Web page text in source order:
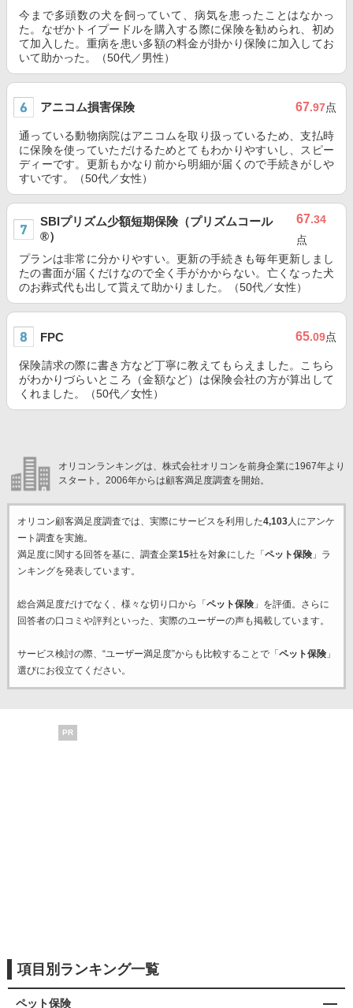
今まで多頭数の犬を飼っていて、病気を患ったことはなかっ
た。なぜかトイプードルを購入する際に保険を勧められ、初め
て加入した。重病を患い多額の料金が掛かり保険に加入してお
いて助かった。（50代／男性）
アニコム損害保険 67.97点
通っている動物病院はアニコムを取り扱っているため、支払時
に保険を使っていただけるためとてもわかりやすいし、スピー
ディーです。更新もかなり前から明細が届くので手続きがしや
すいです。（50代／女性）
SBIプリズム少額短期保険（プリズムコール
®）
67.34
点
プランは非常に分かりやすい。更新の手続きも毎年更新しまし
たの書面が届くだけなので全く手がかからない。亡くなった犬
のお葬式代も出して貰えて助かりました。（50代／女性）
FPC 65.09点
保険請求の際に書き方など丁寧に教えてもらえました。こちら
がわかりづらいところ（金額など）は保険会社の方が算出して
くれました。（50代／女性）
オリコンランキングは、株式会社オリコンを前身企業に1967年より
スタート。2006年からは顧客満足度調査を開始。
オリコン顧客満足度調査では、実際にサービスを利用した4,103人にアンケ
ート調査を実施。
満足度に関する回答を基に、調査企業15社を対象にした「 ペット保険」ラ
ンキングを発表しています。
総合満足度だけでなく、様々な切り口から「 ペット保険」を評価。さらに
回答者の口コミや評判といった、実際のユーザーの声も掲載しています。
サービス検討の際、“ユーザー満足度”からも比較することで「 ペット保険」
選びにお役立てください。
PR
項目別ランキング一覧
ペット保険